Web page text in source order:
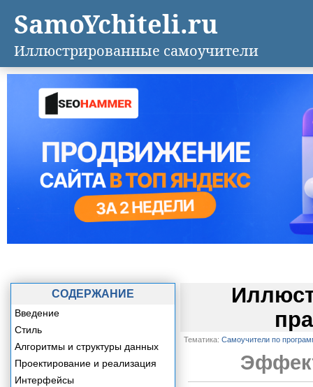
Тематика: Самоучители по
СОДЕРЖАНИЕ
Введение
Стиль
Алгоритмы и структуры данных
Проектирование и реализация
Интерфейсы
SamoYchiteli.ru
Иллюстрированные самоучители